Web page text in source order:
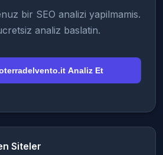
bir SEO analizi yapilmamis.
analiz baslatin.
Analiz Et
Siteler